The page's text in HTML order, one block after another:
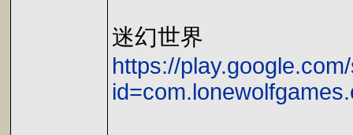
迷幻世界
https://